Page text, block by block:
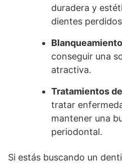
duradera y
dientes
conseguir una
atractiva.
Tratamientos
tratar
mantener una
periodontal.
Si estás buscando un